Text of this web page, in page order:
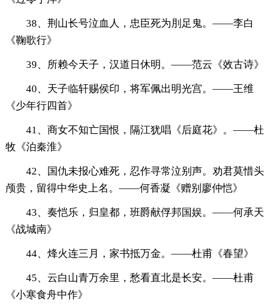
38、荆山长号泣血人，忠臣死为刖足鬼。——李白
《鞠歌行》
39、所赖今天子，汉道日休明。——范云《效古诗》
40、天子临轩赐侯印，将军佩出明光宫。——王维
《少年行四首》
41、商女不知亡国恨，隔江犹唱《后庭花》。——杜
牧《泊秦淮》
42、国仇未报心难死，忍作寻常泣别声。劝君莫惜头
颅贵，留得中华史上名。——何香凝《赠别廖仲恺》
43、奏恺乐，归皇都，班爵献俘邦国娱。——何承天
《战城南》
44、烽火连三月，家书抵万金。——杜甫《春望》
45、云白山青万余里，愁看直北是长安。——杜甫
《小寒食舟中作》